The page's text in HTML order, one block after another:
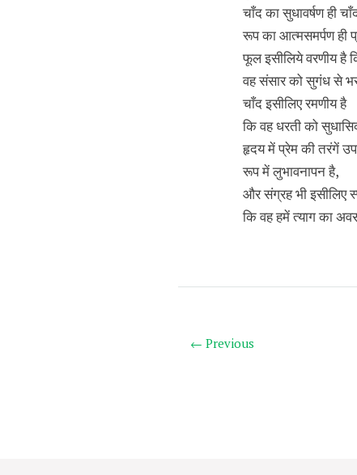
चाँद का सुधावर्षण ही
रूप का आत्मसमर्पण ही
फूल इसीलिये वरणीय है
वह संसार को सुगंध से
चाँद इसीलिए रमणीय है
कि वह धरती को
हृदय में प्रेम की तरंगें
रूप में लुभावनापन है,
और संग्रह भी इसीलिए
कि वह हमें त्याग का
← Previous